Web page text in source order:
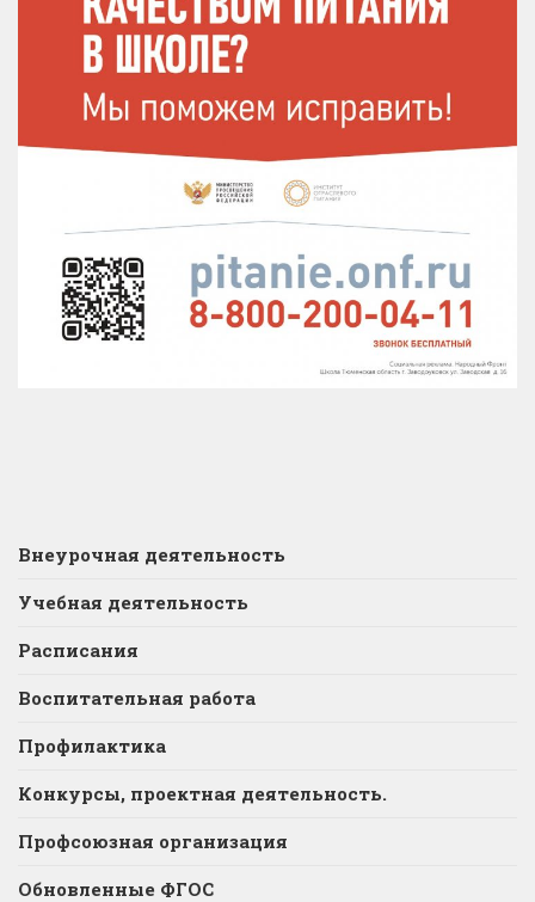
Внеурочная деятельность
Учебная деятельность
Расписания
Воспитательная работа
Профилактика
Конкурсы, проектная деятельность.
Профсоюзная организация
Обновленные ФГОС